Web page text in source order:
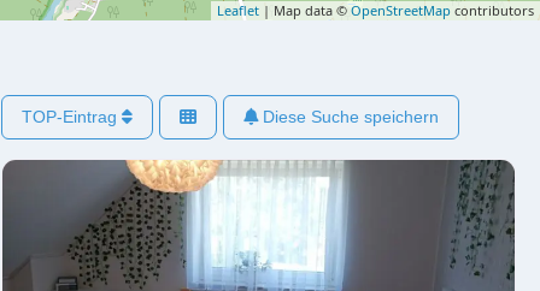
Leaflet | Map data ©OpenStreetMap contributors
TOP-Eintrag Diese Suche speichern